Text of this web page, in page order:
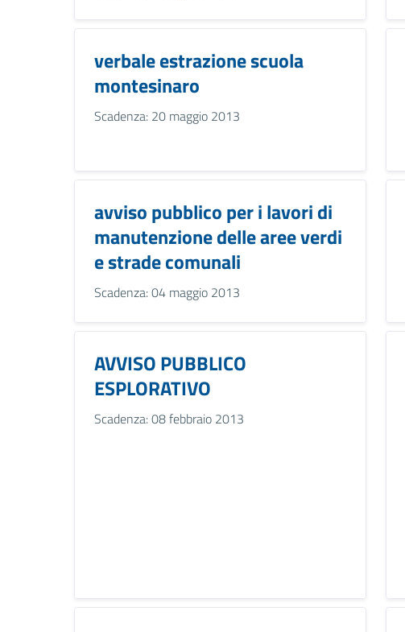
verbale estrazione scuola
montesinaro
Scadenza: 20 maggio 2013
avviso pubblico per i lavori di
manutenzione delle aree verdi
e strade comunali
Scadenza: 04 maggio 2013
AVVISO PUBBLICO
ESPLORATIVO
Scadenza: 08 febbraio 2013